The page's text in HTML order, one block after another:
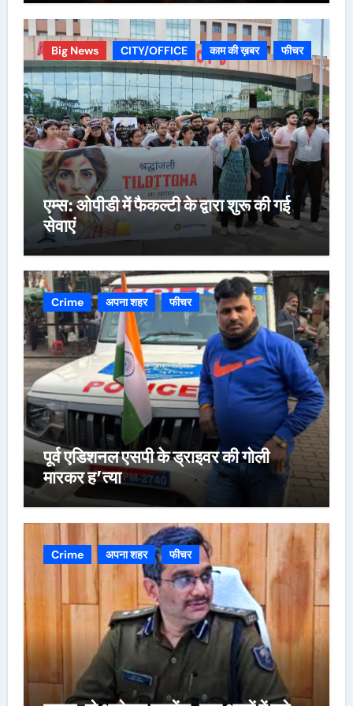
Big News CITY/OFFICE काम की ख़बर फीचर
एम्स: ओपीडी में फैकल्टी के द्वारा शुरू की गई
सेवाएं
Crime अपना शहर फीचर
पूर्व एडिशनल एसपी के ड्राइवर की गोली
मारकर ह’त्या
Crime अपना शहर फीचर